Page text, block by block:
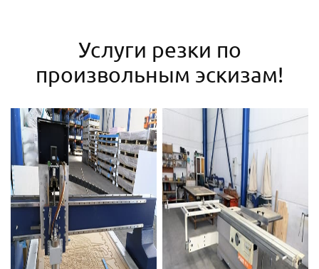
Услуги резки по
произвольным эскизам!